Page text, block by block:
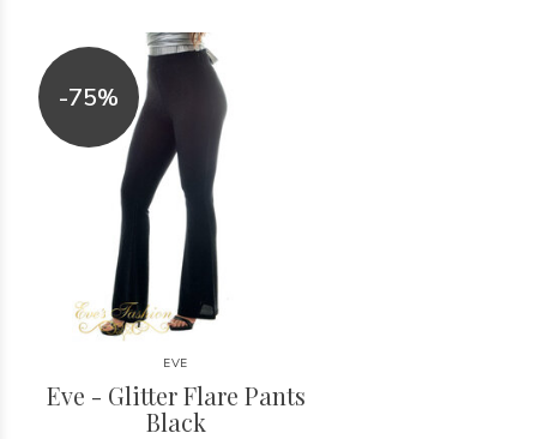
-75%
EVE
Eve - Glitter Flare Pants
Black